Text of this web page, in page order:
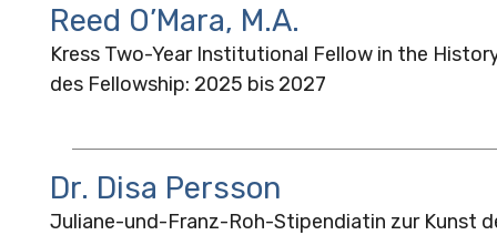
Reed O’Mara, M.A.
Kress Two-Year Institutional Fellow in the
des Fellowship: 2025 bis 2027
Dr. Disa Persson
Juliane-und-Franz-Roh-Stipendiatin zur Kunst